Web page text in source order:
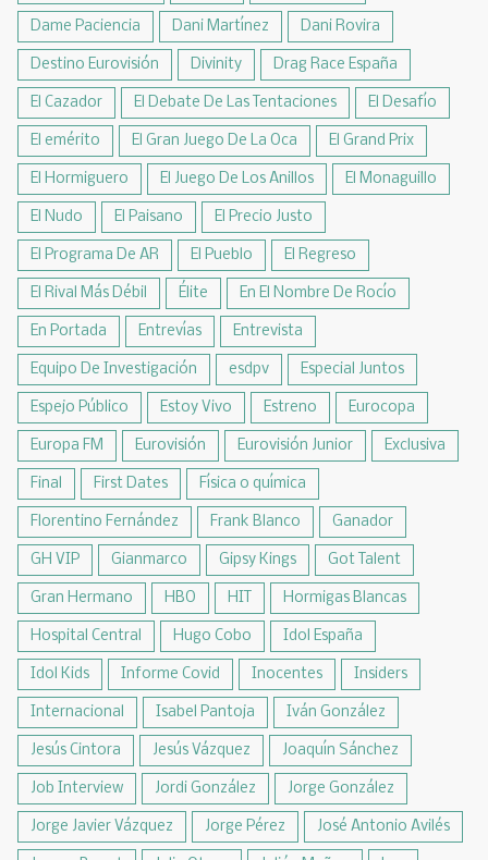
Dame Paciencia Dani Martínez Dani Rovira
Destino Eurovisión Divinity Drag Race España
El Cazador El Debate De Las Tentaciones El Desafío
El emérito El Gran Juego De La Oca El Grand Prix
El Hormiguero El Juego De Los Anillos El Monaguillo
El Nudo El Paisano El Precio Justo
El Programa De AR El Pueblo El Regreso
El Rival Más Débil Élite En El Nombre De Rocío
En Portada Entrevías Entrevista
Equipo De Investigación esdpv Especial Juntos
Espejo Público Estoy Vivo Estreno Eurocopa
Europa FM Eurovisión Eurovisión Junior Exclusiva
Final First Dates Física o química
Florentino Fernández Frank Blanco Ganador
GH VIP Gianmarco Gipsy Kings Got Talent
Gran Hermano HBO HIT Hormigas Blancas
Hospital Central Hugo Cobo Idol España
Idol Kids Informe Covid Inocentes Insiders
Internacional Isabel Pantoja Iván González
Jesús Cintora Jesús Vázquez Joaquín Sánchez
Job Interview Jordi González Jorge González
Jorge Javier Vázquez Jorge Pérez José Antonio Avilés